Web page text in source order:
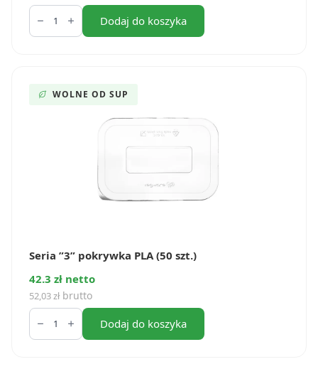
ilość
Pojemnik
z
Seria
”3”
Dodaj do koszyka
WOLNE OD SUP
Seria ”3” pokrywka PLA (50 szt.)
42.3 zł netto
52,03zł brutto
ilość
Seria
”3”
Dodaj do koszyka